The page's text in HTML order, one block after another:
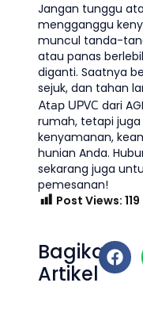
Jangan tunggu
mengganggu
muncul tanda-
atau panas
diganti. Saatnya
sejuk, dan tahan
Atap UPVC dari
rumah, tetapi
kenyamanan,
hunian Anda.
sekarang juga
pemesanan!
Post Views: 119
Bagikan
Artikel